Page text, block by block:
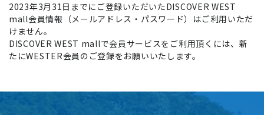
2023年3月31日までにご登録いただいたDISCOVER WEST
mall会員情報（メールアドレス・パスワード）はご利用いただ
けません。
DISCOVER WEST mallで会員サービスをご利用頂くには、新
たにWESTER会員のご登録をお願いいたします。